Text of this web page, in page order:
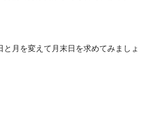
と月を変えて月末日を求めてみましょ